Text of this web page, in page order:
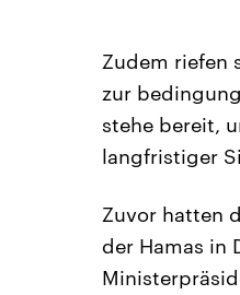
Zudem riefen
zur
stehe bereit,
langfristiger
Zuvor hatten
der Hamas in